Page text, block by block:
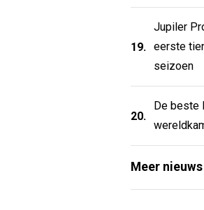
19.
Jupiler
eerste
seizoen
20.
De beste
Meer nieuws